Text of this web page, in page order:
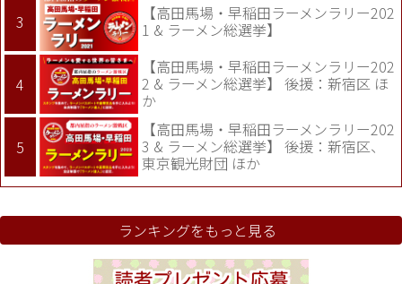
【高田馬場・早稲田ラーメンラリー202
1 & ラーメン総選挙】
【高田馬場・早稲田ラーメンラリー202
2 & ラーメン総選挙】 後援：新宿区 ほ
か
【高田馬場・早稲田ラーメンラリー202
3 & ラーメン総選挙】 後援：新宿区、
東京観光財団 ほか
ランキングをもっと見る